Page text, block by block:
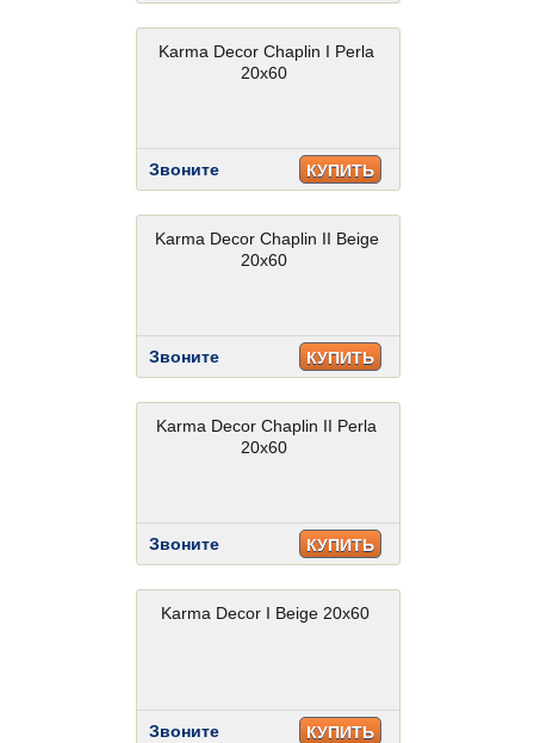
Karma Decor Chaplin I Perla
20x60
Звоните КУПИТЬ
Karma Decor Chaplin II Beige
20x60
Звоните КУПИТЬ
Karma Decor Chaplin II Perla
20x60
Звоните КУПИТЬ
Karma Decor I Beige 20x60
Звоните КУПИТЬ